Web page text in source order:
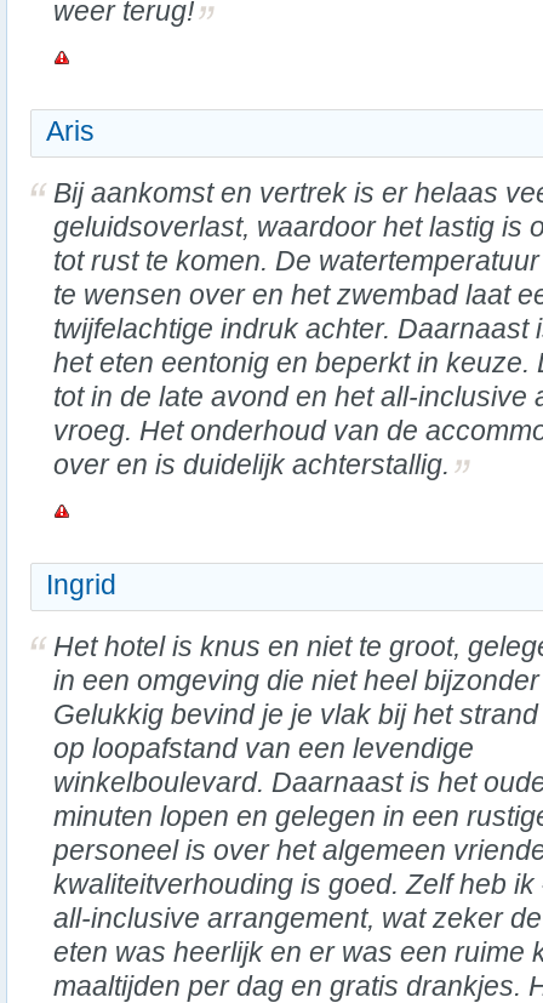
weer terug!
Aris
Bij aankomst en vertrek is er helaas
geluidsoverlast, waardoor het lastig is
tot rust te komen. De
te wensen over en het zwembad laat
twijfelachtige indruk achter. Daarnaast
het eten eentonig en beperkt in
tot in de late avond en het all-inclusive
vroeg. Het onderhoud van de
over en is duidelijk achterstallig.
Ingrid
Het hotel is knus en niet te groot,
in een omgeving die niet heel
Gelukkig bevind je je vlak bij het
op loopafstand van een levendige
winkelboulevard. Daarnaast is het
minuten lopen en gelegen in een
personeel is over het algemeen
kwaliteitverhouding is goed. Zelf heb
all-inclusive arrangement, wat zeker
eten was heerlijk en er was een ruime
maaltijden per dag en gratis drankjes.